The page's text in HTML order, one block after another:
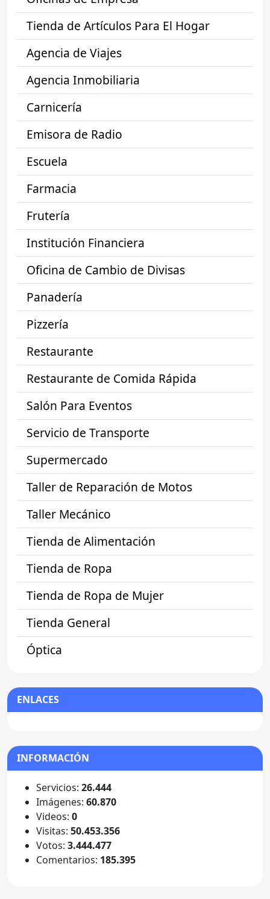
Tienda de Artículos Para El Hogar
Agencia de Viajes
Agencia Inmobiliaria
Carnicería
Emisora de Radio
Escuela
Farmacia
Frutería
Institución Financiera
Oficina de Cambio de Divisas
Panadería
Pizzería
Restaurante
Restaurante de Comida Rápida
Salón Para Eventos
Servicio de Transporte
Supermercado
Taller de Reparación de Motos
Taller Mecánico
Tienda de Alimentación
Tienda de Ropa
Tienda de Ropa de Mujer
Tienda General
Óptica
ENLACES
INFORMACIÓN
Servicios: 26.444
Imágenes: 60.870
Videos: 0
Visitas: 50.453.356
Votos: 3.444.477
Comentarios: 185.395